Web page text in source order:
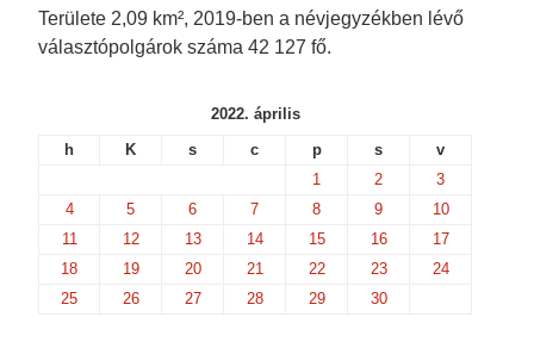
)
Területe 2,09 km², 2019-ben a névjegyzékben lévő
választópolgárok száma 42 127 fő.
2022. április
h
K s c p s
v
1
2
3
4
5 6 7 8 9
10
11
12 13 14 15 16
17
18
19 20 21 22 23
24
25
26 27 28 29 30